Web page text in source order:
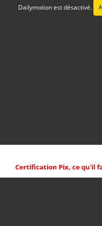
Dailymotion est désactivé.
Certification Pix, ce qu'il